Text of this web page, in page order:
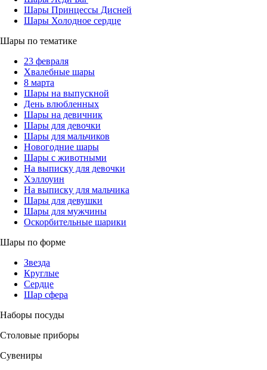
Шары Принцессы Дисней
Шары Холодное сердце
Шары по тематике
23 февраля
Хвалебные шары
8 марта
Шары на выпускной
День влюбленных
Шары на девичник
Шары для девочки
Шары для мальчиков
Новогодние шары
Шары с животными
На выписку для девочки
Хэллоуин
На выписку для мальчика
Шары для девушки
Шары для мужчины
Оскорбительные шарики
Шары по форме
Звезда
Круглые
Сердце
Шар сфера
Наборы посуды
Столовые приборы
Сувениры